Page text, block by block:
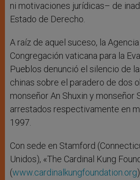
ni motivaciones jurídicas– de
Estado de Derecho.
A raíz de aquel suceso, la
Congregación vaticana para la
Pueblos denunció el silencio de
chinas sobre el paradero de dos
monseñor An Shuxin y monseñor
arrestados respectivamente en
1997.
Con sede en Stamford
Unidos), «The Cardinal Kung
(www.cardinalkungfoundation.org